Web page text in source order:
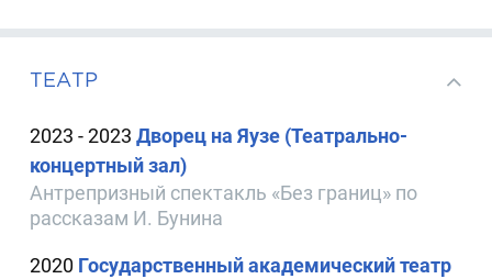
ТЕАТР
2023 - 2023Дворец на Яузе (Театрально-
концертный зал)
Антрепризный спектакль «Без границ» по
рассказам И. Бунина
2020 Государственный академический театр